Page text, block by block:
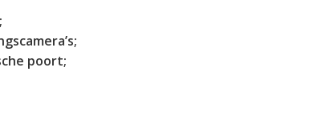
poort;